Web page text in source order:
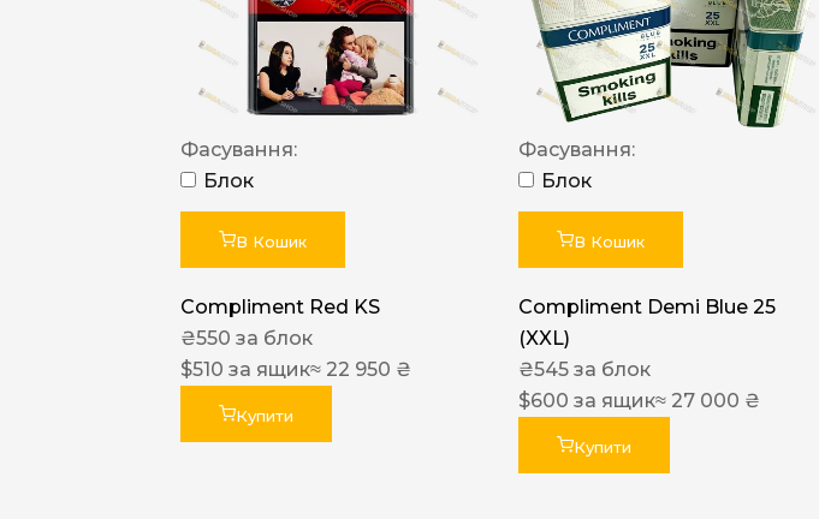
Фасування:
Блок
В Кошик
Compliment Red KS
₴550 за блок
$510 за ящик≈ 22 950 ₴
Купити
Фасування:
Блок
В Кошик
Compliment Demi Blue 25
(XXL)
₴545 за блок
$600 за ящик≈ 27 000 ₴
Купити